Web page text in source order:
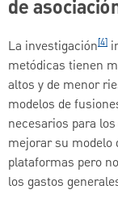
de
La investigación[4]
metódicas tienen
altos y de menor
modelos de
necesarios para
mejorar su modelo
plataformas pero
los gastos